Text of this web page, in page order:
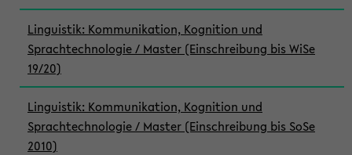
Linguistik: Kommunikation, Kognition und
Sprachtechnologie / Master (Einschreibung bis WiSe
19/20)
Linguistik: Kommunikation, Kognition und
Sprachtechnologie / Master (Einschreibung bis SoSe
2010)